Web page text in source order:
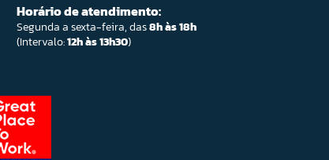
Horário de atendimento:
Segunda a sexta-feira, das8h às 18h
(Intervalo:12h às 13h30)